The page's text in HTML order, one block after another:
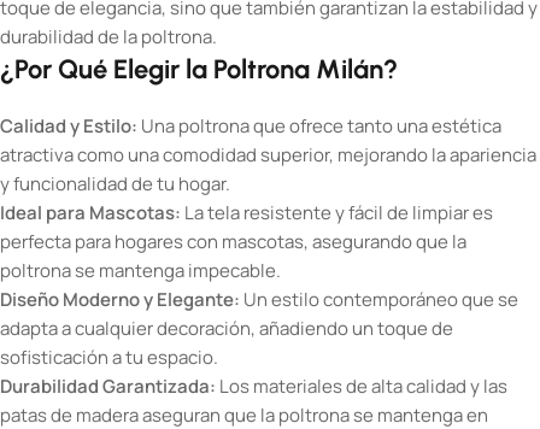
toque de elegancia, sino que también garantizan la estabilidad y
durabilidad de la poltrona.
¿Por Qué Elegir la Poltrona Milán?
Calidad y Estilo: Una poltrona que ofrece tanto una estética
atractiva como una comodidad superior, mejorando la apariencia
y funcionalidad de tu hogar.
Ideal para Mascotas: La tela resistente y fácil de limpiar es
perfecta para hogares con mascotas, asegurando que la
poltrona se mantenga impecable.
Diseño Moderno y Elegante: Un estilo contemporáneo que se
adapta a cualquier decoración, añadiendo un toque de
sofisticación a tu espacio.
Durabilidad Garantizada: Los materiales de alta calidad y las
patas de madera aseguran que la poltrona se mantenga en